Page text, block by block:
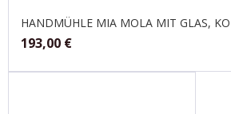
HANDMÜHLE MIA MOLA MIT GLAS,
193,00 €